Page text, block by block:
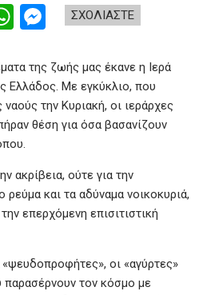
ΣΧΟΛΙΑΣΤΕ
W
at
s
A
p
p
se
n
g
της ζωής μας έκανε η Ιερά
Ελλάδος. Με εγκύκλιο, που
την Κυριακή, οι ιεράρχες
θέση για όσα βασανίζουν
ακρίβεια, ούτε για την
ρεύμα και τα αδύναμα νοικοκυριά,
επερχόμενη επισιτιστική
οι «αγύρτες»
τον κόσμο με